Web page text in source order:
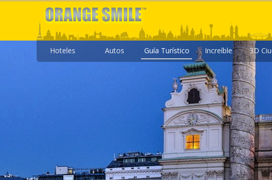
Hoteles Autos Guía Turístico Increíble 3D